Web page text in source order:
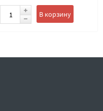
В корзину